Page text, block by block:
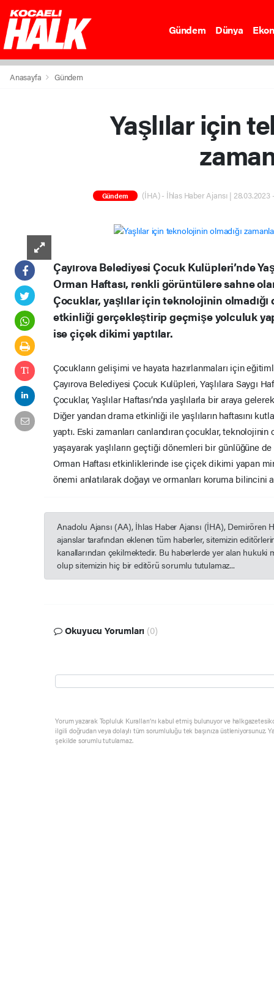
Gündem Dünya
Anasayfa Gündem
Yaşlılar için
Gündem (İHA) - İhlas Haber Ajansı |
Çayırova Belediyesi Çocuk Kulüpleri’nde
Orman Haftası, renkli görüntülere sahne
Çocuklar, yaşlılar için teknolojinin
etkinliği gerçekleştirip geçmişe yolculuk
ise çiçek dikimi yaptılar.
Çocukların gelişimi ve hayata hazırlanmaları için
Çayırova Belediyesi Çocuk Kulüpleri, Yaşlılara Saygı
Çocuklar, Yaşlılar Haftası’nda yaşlılarla bir araya
Diğer yandan drama etkinliği ile yaşlıların haftasını
yaptı. Eski zamanları canlandıran çocuklar, teknolojinin
yaşayarak yaşlıların geçtiği dönemleri bir günlüğüne
Orman Haftası etkinliklerinde ise çiçek dikimi yapan
önemi anlatılarak doğayı ve ormanları koruma bilincini
Anadolu Ajansı (AA), İhlas Haber Ajansı (İHA), Demirören
ajanslar tarafından eklenen tüm haberler, sitemizin
kanallarından çekilmektedir. Bu haberlerde yer alan hukuki
olup sitemizin hiç bir editörü sorumlu tutulamaz...
Okuyucu Yorumları (0)
Yorum yazarak Topluluk Kuralları’nı kabul etmiş bulunuyor ve
ilgili doğrudan veya dolaylı tüm sorumluluğu tek başınıza üstleniyorsunuz.
şekilde sorumlu tutulamaz.